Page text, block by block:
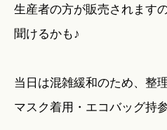
生産者の方が販売されます
聞けるかも♪
当日は混雑緩和のため、整
マスク着用・エコバッグ持